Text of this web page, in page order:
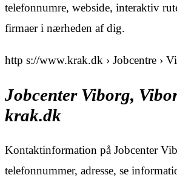
telefonnumre, webside, interaktiv
firmaer i nærheden af dig.
http s://www.krak.dk › Jobcentre ›
Jobcenter Viborg,
krak.dk
Kontaktinformation på Jobcenter
telefonnummer, adresse, se